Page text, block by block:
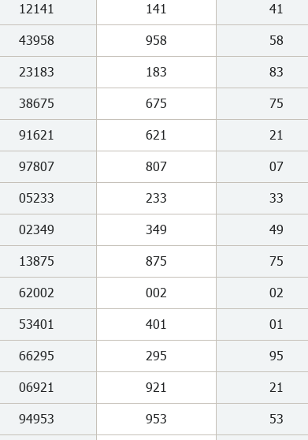
12141 141 41
43958 958 58
23183 183 83
38675 675 75
91621 621 21
97807 807 07
05233 233 33
02349 349 49
13875 875 75
62002 002 02
53401 401 01
66295 295 95
06921 921 21
94953 953 53